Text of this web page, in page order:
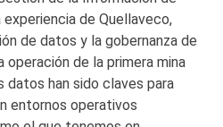
experiencia de Quellaveco,
de datos y la gobernanza de
operación de la primera mina
datos han sido claves para
entornos operativos